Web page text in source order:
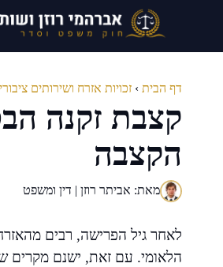
דף הבית › זכויות אזרח ושירותים
קצבת זקנה
הקצבה
מאת: אביתר רוזן | דין ומשפט
לאחר גיל הפרישה, רבים
הלאומי. עם זאת, ישנם מקרים